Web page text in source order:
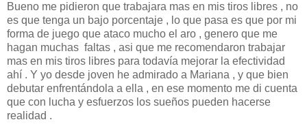
Bueno me pidieron que trabajara mas en mis tiros libres , no
es que tenga un bajo porcentaje , lo que pasa es que por mi
forma de juego que ataco mucho el aro , genero que me
hagan muchas faltas , asi que me recomendaron trabajar
mas en mis tiros libres para todavía mejorar la efectividad
ahí . Y yo desde joven he admirado a Mariana , y que bien
debutar enfrentándola a ella , en ese momento me di cuenta
que con lucha y esfuerzos los sueños pueden hacerse
realidad .